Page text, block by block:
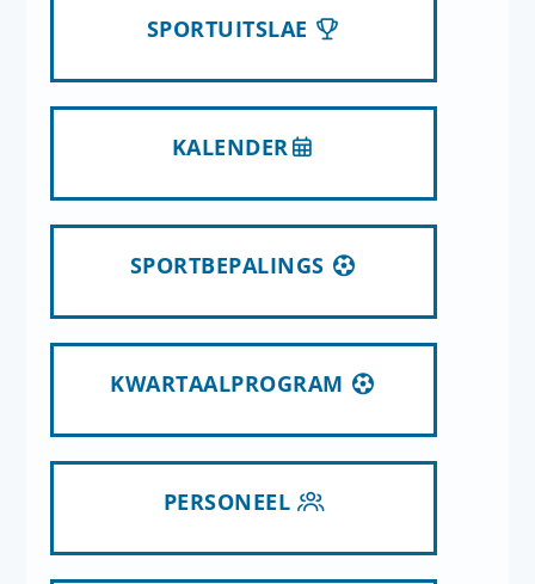
SPORTUITSLAE
KALENDER
SPORTBEPALINGS
KWARTAALPROGRAM
PERSONEEL